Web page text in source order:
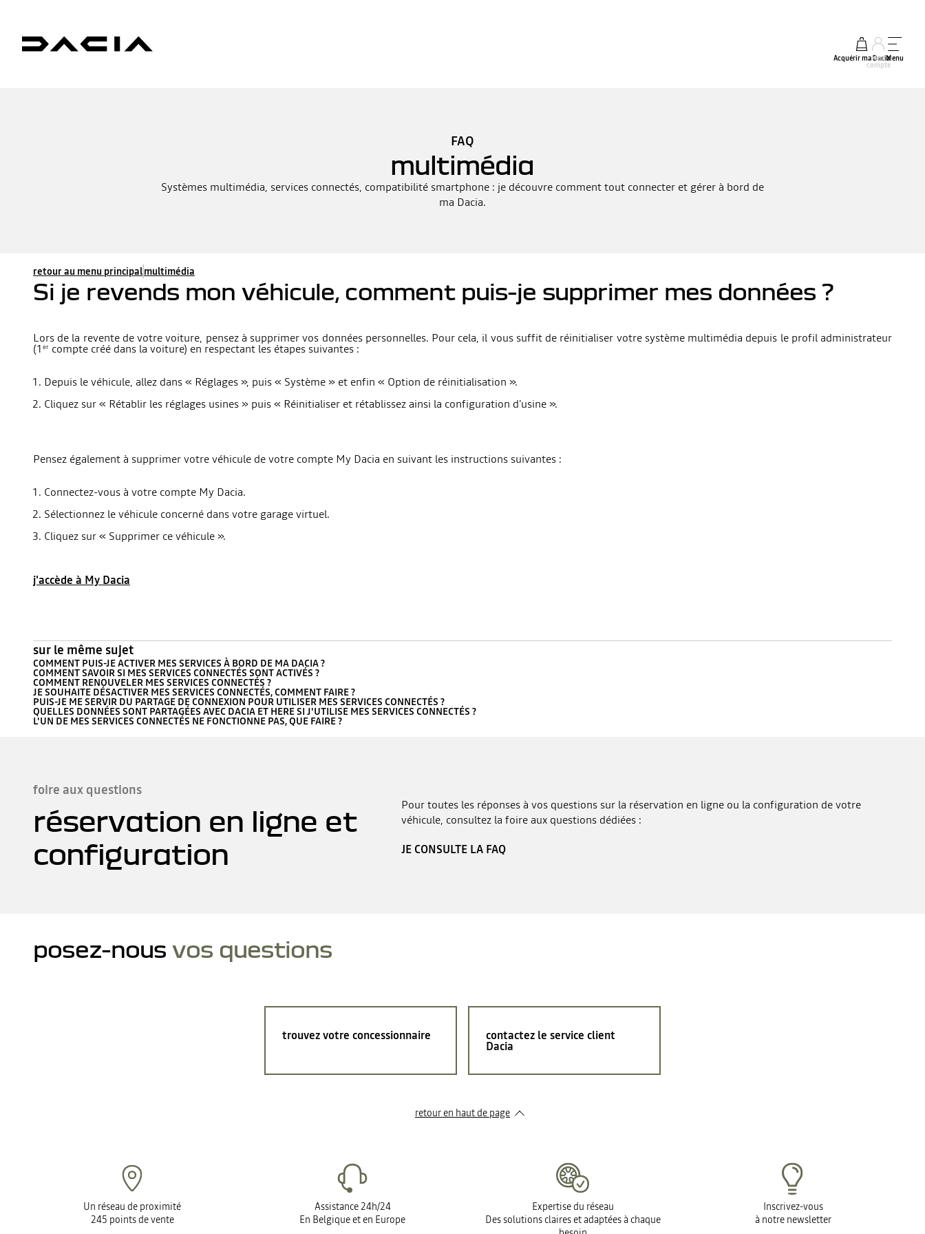
Acquérir ma Dacia
Mon
compte
Menu
FAQ
multimédia
Systèmes multimédia, services connectés, compatibilité smartphone : je découvre comment tout connecter et gérer à bord de
ma Dacia.
retour au menu principalmultimédia
Si je revends mon véhicule, comment puis-je supprimer mes données ?
Lors de la revente de votre voiture, pensez à supprimer vos données personnelles. Pour cela, il vous suffit de réinitialiser votre système multimédia depuis le profil administrateur
(1 er compte créé dans la voiture) en respectant les étapes suivantes :
Depuis le véhicule, allez dans « Réglages », puis « Système » et enfin « Option de réinitialisation ».
Cliquez sur « Rétablir les réglages usines » puis « Réinitialiser et rétablissez ainsi la configuration d'usine ».
Pensez également à supprimer votre véhicule de votre compte My Dacia en suivant les instructions suivantes :
Connectez-vous à votre compte My Dacia.
Sélectionnez le véhicule concerné dans votre garage virtuel.
Cliquez sur « Supprimer ce véhicule ».
j'accède à My Dacia
sur le même sujet
COMMENT PUIS-JE ACTIVER MES SERVICES À BORD DE MA DACIA ?
COMMENT SAVOIR SI MES SERVICES CONNECTÉS SONT ACTIVÉS ?
COMMENT RENOUVELER MES SERVICES CONNECTÉS ?
JE SOUHAITE DÉSACTIVER MES SERVICES CONNECTÉS, COMMENT FAIRE ?
PUIS-JE ME SERVIR DU PARTAGE DE CONNEXION POUR UTILISER MES SERVICES CONNECTÉS ?
QUELLES DONNÉES SONT PARTAGÉES AVEC DACIA ET HERE SI J'UTILISE MES SERVICES CONNECTÉS ?
L'UN DE MES SERVICES CONNECTÉS NE FONCTIONNE PAS, QUE FAIRE ?
foire aux questions
réservation en ligne et
configuration
Pour toutes les réponses à vos questions sur la réservation en ligne ou la configuration de votre
véhicule, consultez la foire aux questions dédiées :
JE CONSULTE LA FAQ
posez-nous vos questions
trouvez votre concessionnaire contactez le service client
Dacia
retour en haut de page​
Un réseau de proximité
245 points de vente
Assistance 24h/24
En Belgique et en Europe
Expertise du réseau
Des solutions claires et adaptées à chaque
Inscrivez-vous
à notre newsletter